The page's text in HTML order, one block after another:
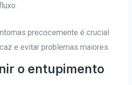
precocemente é crucial
e evitar problemas maiores.
o entupimento